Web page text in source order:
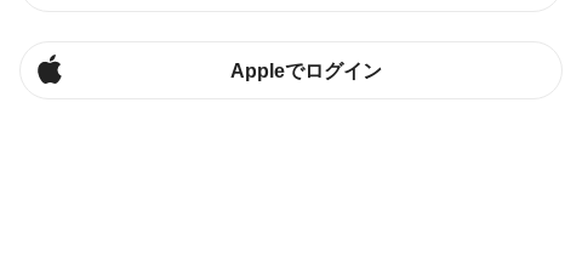
Appleでログイン